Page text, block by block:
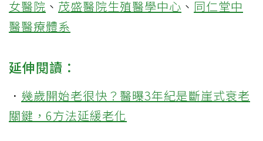
女醫院 、 茂盛醫院生殖醫學中心 、 同仁堂中
醫醫療體系
延伸閱讀：
． 幾歲開始老很快？醫曝3年紀是斷崖式衰老
關鍵，6方法延緩老化